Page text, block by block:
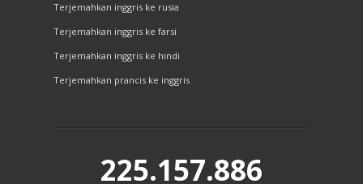
Terjemahkan inggris ke rusia
Terjemahkan inggris ke farsi
Terjemahkan inggris ke hindi
Terjemahkan prancis ke inggris
225.157.886